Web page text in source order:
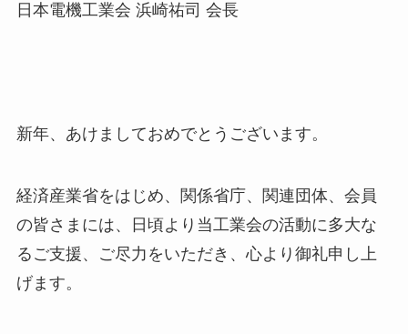
日本電機工業会 浜崎祐司 会長
新年、あけましておめでとうございます。
経済産業省をはじめ、関係省庁、関連団体、会員
の皆さまには、日頃より当工業会の活動に多大な
るご支援、ご尽力をいただき、心より御礼申し上
げます。